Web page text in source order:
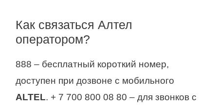
Как связаться Алтел
оператором?
888 – бесплатный короткий номер,
доступен при дозвоне с мобильного
ALTEL. + 7 700 800 08 80 – для звонков с